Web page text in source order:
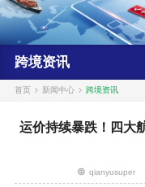
跨境资讯
首页 新闻中心 跨境资讯
运价持续暴跌！四大
qianyusuper